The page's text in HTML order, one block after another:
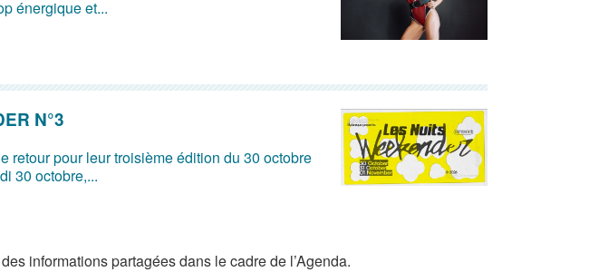
énergique et...
N°3
retour pour leur troisième édition du 30 octobre
30 octobre,...
informations partagées dans le cadre de l’Agenda.